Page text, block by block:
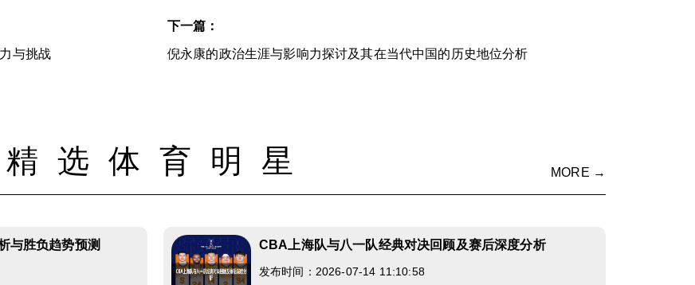
与挑战
下一篇：
倪永康的政治生涯与影响力探讨及其在当代中国的历史地位分析
精选体育明星 MORE →
与胜负趋势预测 CBA上海队与八一队经典对决回顾及赛后深度分析
发布时间：2026-07-14 11:10:58